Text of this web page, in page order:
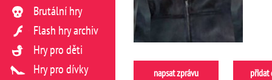
napsat zprávu přidat
Brutální hry
Flash hry archiv
Hry pro děti
Hry pro dívky